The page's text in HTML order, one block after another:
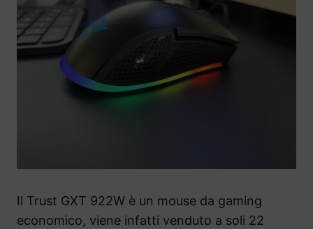
Il Trust GXT 922W è un mouse da gaming
economico, viene infatti venduto a soli 22